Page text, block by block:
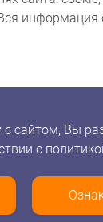
информация
Вы
с